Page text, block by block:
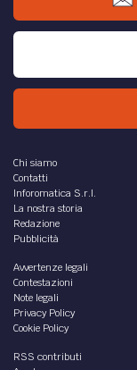
Chi siamo
Contatti
Inforomatica S.r.l.
La nostra storia
Redazione
Pubblicità
Avvertenze legali
Contestazioni
Note legali
Privacy Policy
Cookie Policy
RSS contributi